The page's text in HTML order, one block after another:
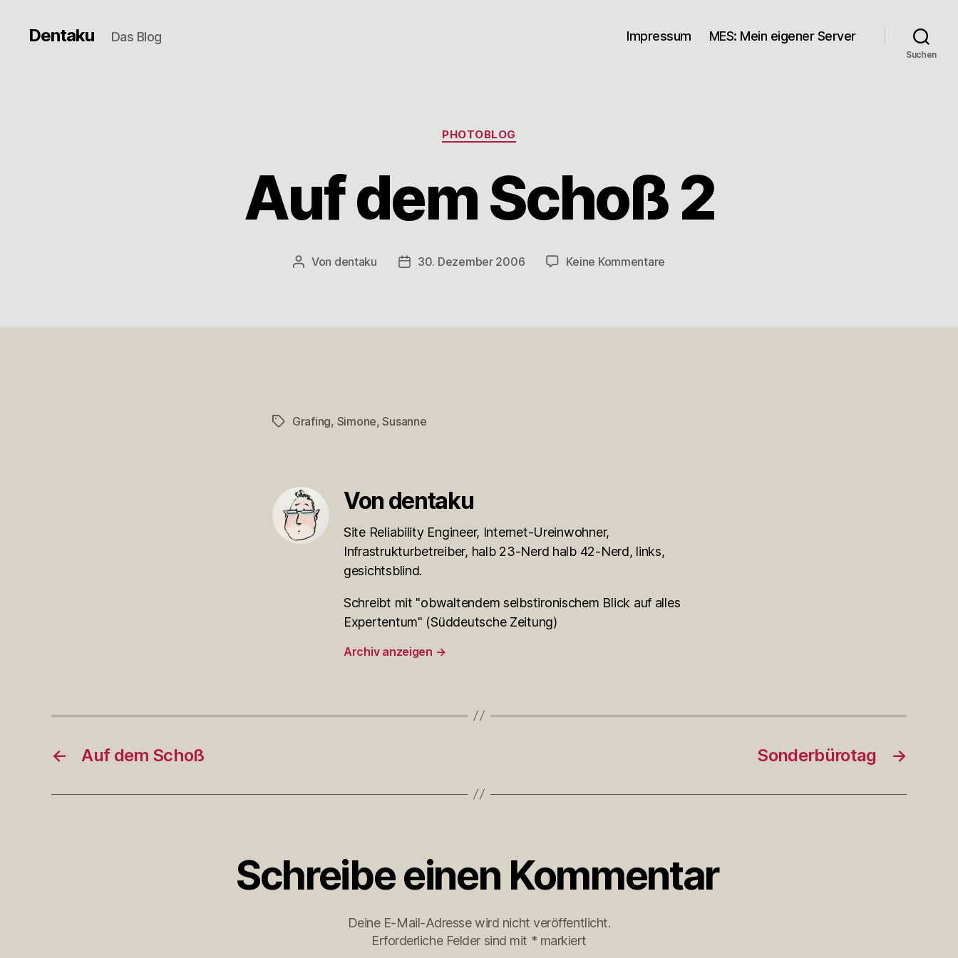
Dentaku Das Blog Impressum MES: Mein eigener Server
Suchen
Kategorien
PHOTOBLOG
Auf dem Schoß 2
Beitragsautor
Von dentaku Veröffentlichungsdatum
30. Dezember 2006 Keine Kommentare
2
Schlagwörter
Grafing, Simone,Susanne
Von dentaku
Site Reliability Engineer, Internet-Ureinwohner,
Infrastrukturbetreiber, halb 23-Nerd halb 42-Nerd, links,
gesichtsblind.
Schreibt mit "obwaltendem selbstironischem Blick auf alles
Expertentum" (Süddeutsche Zeitung)
Archiv anzeigen →
← Auf dem Schoß →
Sonderbürotag
Schreibe einen Kommentar
Deine E-Mail-Adresse wird nicht veröffentlicht.
Erforderliche Felder sind mit * markiert